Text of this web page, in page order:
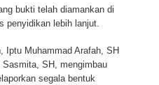
bukti telah diamankan di
penyidikan lebih lanjut.
Iptu Muhammad Arafah, SH
SH, mengimbau
segala bentuk